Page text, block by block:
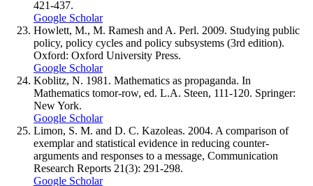
421-437.
Google Scholar
Howlett, M., M. Ramesh and A. Perl. 2009. Studying public
policy, policy cycles and policy subsystems (3rd edition).
Oxford: Oxford University Press.
Google Scholar
Koblitz, N. 1981. Mathematics as propaganda. In
Mathematics tomor-row, ed. L.A. Steen, 111-120. Springer:
New York.
Google Scholar
Limon, S. M. and D. C. Kazoleas. 2004. A comparison of
exemplar and statistical evidence in reducing counter‐
arguments and responses to a message, Communication
Research Reports 21(3): 291-298.
Google Scholar